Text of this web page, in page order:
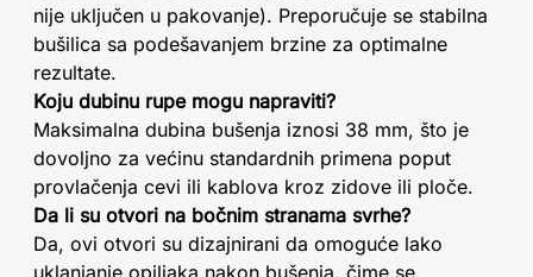
nije uključen u pakovanje). Preporučuje se stabilna
bušilica sa podešavanjem brzine za optimalne
rezultate.
Koju dubinu rupe mogu napraviti?
Maksimalna dubina bušenja iznosi 38 mm, što je
dovoljno za većinu standardnih primena poput
provlačenja cevi ili kablova kroz zidove ili ploče.
Da li su otvori na bočnim stranama svrhe?
Da, ovi otvori su dizajnirani da omoguće lako
uklanjanje opiljaka nakon bušenja, čime se